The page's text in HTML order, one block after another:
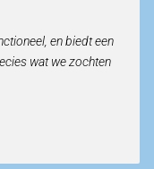
en biedt een
wat we zochten